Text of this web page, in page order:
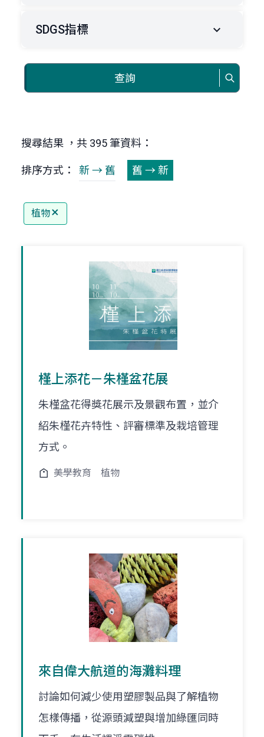
SDGS指標
查詢
搜尋結果 ，共 395 筆資料：
排序方式： 新 → 舊 舊 → 新
植物
槿上添花－朱槿盆花展
朱槿盆花得獎花展示及景觀布置，並介
紹朱槿花卉特性、評審標準及栽培管理
方式。
美學教育 植物
來自偉大航道的海灘料理
討論如何減少使用塑膠製品與了解植物
怎樣傳播，從源頭減塑與增加綠匯同時